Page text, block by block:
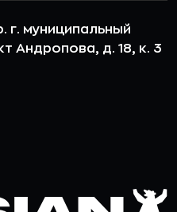
г. муниципальный
Андропова, д. 18, к. 3